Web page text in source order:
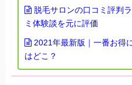
脱毛サロンの口コミ評判
ミ体験談を元に評価
2021年最新版｜一番お得
はどこ？